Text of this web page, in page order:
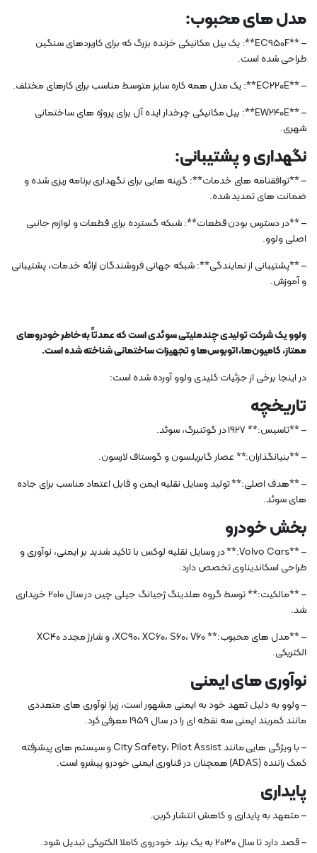
مدل های محبوب:
– **EC950F**: یک بیل مکانیکی خزنده بزرگ که برای کاربردهای سنگین
طراحی شده است.
– **EC220E**: یک مدل همه کاره سایز متوسط ​​مناسب برای کارهای مختلف.
– **EW240E**: بیل مکانیکی چرخدار ایده آل برای پروژه های ساختمانی
شهری.
نگهداری و پشتیبانی:
– **توافقنامه های خدمات**: گزینه هایی برای نگهداری برنامه ریزی شده و
ضمانت های تمدید شده.
– **در دسترس بودن قطعات**: شبکه گسترده برای قطعات و لوازم جانبی
اصلی ولوو.
– **پشتیبانی از نمایندگی**: شبکه جهانی فروشندگان ارائه خدمات، پشتیبانی
و آموزش.
ولوو یک شرکت تولیدی چندملیتی سوئدی است که عمدتاً به خاطر خودروهای
ممتاز، کامیون‌ها، اتوبوس‌ها و تجهیزات ساختمانی شناخته شده است.
در اینجا برخی از جزئیات کلیدی ولوو آورده شده است:
تاریخچه
– **تاسیس:** 1927 در گوتنبرگ، سوئد.
– **بنیانگذاران:** عصار گابریلسون و گوستاف لارسون.
– **هدف اصلی:** تولید وسایل نقلیه ایمن و قابل اعتماد مناسب برای جاده
های سوئد.
بخش خودرو
– **Volvo Cars:** در وسایل نقلیه لوکس با تاکید شدید بر ایمنی، نوآوری و
طراحی اسکاندیناوی تخصص دارد.
– **مالکیت:** توسط گروه هلدینگ ژجیانگ جیلی چین در سال 2010 خریداری
شد.
– **مدل های محبوب:** XC90، XC60، S60، V60، و شارژ مجدد XC40
الکتریکی.
نوآوری های ایمنی
– ولوو به دلیل تعهد خود به ایمنی مشهور است، زیرا نوآوری های متعددی
مانند کمربند ایمنی سه نقطه ای را در سال 1959 معرفی کرد.
– با ویژگی هایی مانند City Safety، Pilot Assist و سیستم های پیشرفته
کمک راننده (ADAS) همچنان در فناوری ایمنی خودرو پیشرو است.
پایداری
– متعهد به پایداری و کاهش انتشار کربن.
– قصد دارد تا سال 2030 به یک برند خودروی کاملا الکتریکی تبدیل شود.